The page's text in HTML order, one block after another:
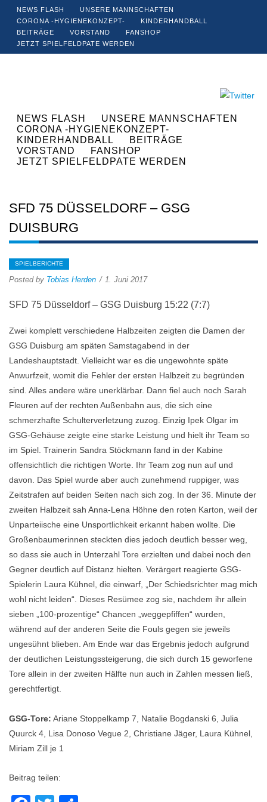
NEWS FLASH
UNSERE MANNSCHAFTEN
CORONA -HYGIENEKONZEPT-
KINDERHANDBALL
BEITRÄGE
VORSTAND
FANSHOP
JETZT SPIELFELDPATE WERDEN
NEWS FLASH
UNSERE MANNSCHAFTEN
CORONA -HYGIENEKONZEPT-
KINDERHANDBALL
BEITRÄGE
VORSTAND
FANSHOP
JETZT SPIELFELDPATE WERDEN
SFD 75 DÜSSELDORF – GSG
DUISBURG
SPIELBERICHTE
Posted by Tobias Herden 1. Juni 2017
SFD 75 Düsseldorf – GSG Duisburg 15:22 (7:7)
Zwei komplett verschiedene Halbzeiten zeigten die Damen der
GSG Duisburg am späten Samstagabend in der
Landeshauptstadt. Vielleicht war es die ungewohnte späte
Anwurfzeit, womit die Fehler der ersten Halbzeit zu begründen
sind. Alles andere wäre unerklärbar. Dann fiel auch noch Sarah
Fleuren auf der rechten Außenbahn aus, die sich eine
schmerzhafte Schulterverletzung zuzog. Einzig Ipek Olgar im
GSG-Gehäuse zeigte eine starke Leistung und hielt ihr Team so
im Spiel. Trainerin Sandra Stöckmann fand in der Kabine
offensichtlich die richtigen Worte. Ihr Team zog nun auf und
davon. Das Spiel wurde aber auch zunehmend ruppiger, was
Zeitstrafen auf beiden Seiten nach sich zog. In der 36. Minute der
zweiten Halbzeit sah Anna-Lena Höhne den roten Karton, weil der
Unparteiische eine Unsportlichkeit erkannt haben wollte. Die
Großenbaumerinnen steckten dies jedoch deutlich besser weg,
so dass sie auch in Unterzahl Tore erzielten und dabei noch den
Gegner deutlich auf Distanz hielten. Verärgert reagierte GSG-
Spielerin Laura Kühnel, die einwarf, „Der Schiedsrichter mag mich
wohl nicht leiden“. Dieses Resümee zog sie, nachdem ihr allein
sieben „100-prozentige“ Chancen „weggepfiffen“ wurden,
während auf der anderen Seite die Fouls gegen sie jeweils
ungesühnt blieben. Am Ende war das Ergebnis jedoch aufgrund
der deutlichen Leistungssteigerung, die sich durch 15 geworfene
Tore allein in der zweiten Hälfte nun auch in Zahlen messen ließ,
gerechtfertigt.
GSG-Tore: Ariane Stoppelkamp 7, Natalie Bogdanski 6, Julia
Quurck 4, Lisa Donoso Vegue 2, Christiane Jäger, Laura Kühnel,
Miriam Zill je 1
Beitrag teilen: